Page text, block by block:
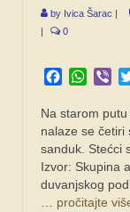
by Ivica Šarac |
|
0
Facebook
Na starom putu
nalaze se četiri
sanduk. Stećci
Izvor: Skupina
duvanjskog
pročitajte